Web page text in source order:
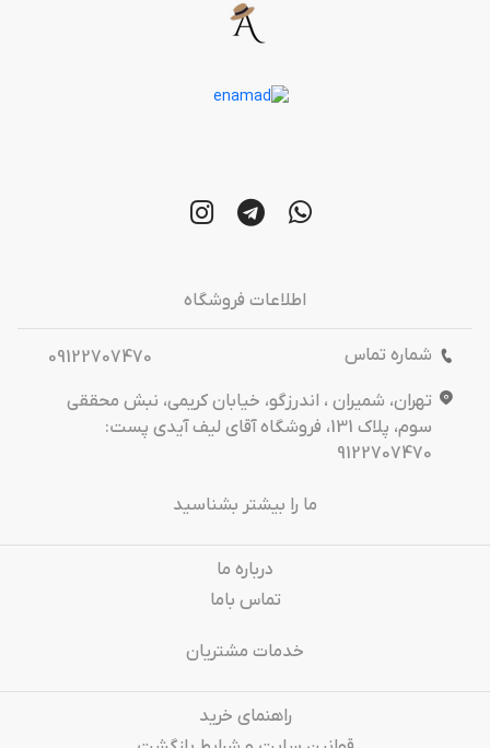
اطلاعات فروشگاه
شماره تماس
09122707470
تهران، شمیران ، اندرزگو، خیابان کریمی، نبش محققی
سوم، پلاک 131، فروشگاه آقای لیف آیدی پست:
9122707470
ما را بیشتر بشناسید
درباره‌ ما
تماس باما
خدمات مشتریان
راهنمای خرید